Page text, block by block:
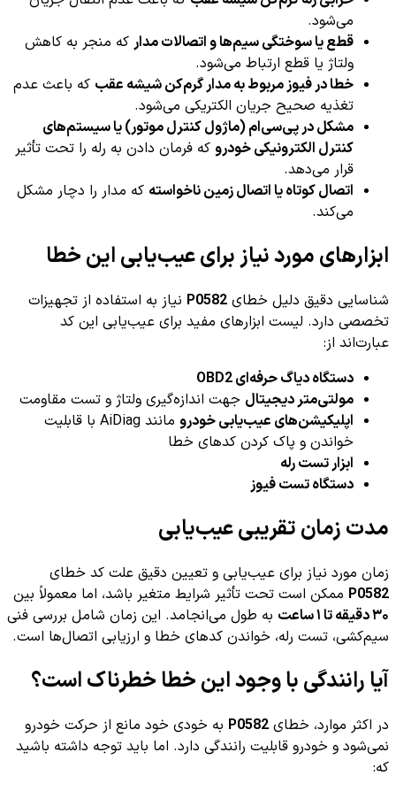
می‌شود.
قطع یا سوختگی سیم‌ها و اتصالات مدار که منجر به کاهش
ولتاژ یا قطع ارتباط می‌شود.
خطا در فیوز مربوط به مدار گرم‌کن شیشه عقب که باعث عدم
تغذیه صحیح جریان الکتریکی می‌شود.
مشکل در پی‌سی‌ام (ماژول کنترل موتور) یا سیستم‌های
کنترل الکترونیکی خودرو که فرمان دادن به رله را تحت تأثیر
قرار می‌دهد.
اتصال کوتاه یا اتصال زمین ناخواسته که مدار را دچار مشکل
می‌کند.
ابزارهای مورد نیاز برای عیب‌یابی این خطا
شناسایی دقیق دلیل خطای P0582 نیاز به استفاده از تجهیزات
تخصصی دارد. لیست ابزارهای مفید برای عیب‌یابی این کد
عبارت‌اند از:
دستگاه دیاگ حرفه‌ای OBD2
مولتی‌متر دیجیتال جهت اندازه‌گیری ولتاژ و تست مقاومت
اپلیکیشن‌های عیب‌یابی خودرو
مانند AiDiag با قابلیت
خواندن و پاک کردن کدهای خطا
ابزار تست رله
دستگاه تست فیوز
مدت زمان تقریبی عیب‌یابی
زمان مورد نیاز برای عیب‌یابی و تعیین دقیق علت کد خطای
P0582 ممکن است تحت تأثیر شرایط متغیر باشد، اما معمولاً بین
۳۰ دقیقه تا ۱ ساعت
به طول می‌انجامد. این زمان شامل بررسی فنی
سیم‌کشی، تست رله، خواندن کدهای خطا و ارزیابی اتصال‌ها است.
آیا رانندگی با وجود این خطا خطرناک است؟
در اکثر موارد، خطای P0582 به خودی خود مانع از حرکت خودرو
نمی‌شود و خودرو قابلیت رانندگی دارد. اما باید توجه داشته باشید
که: